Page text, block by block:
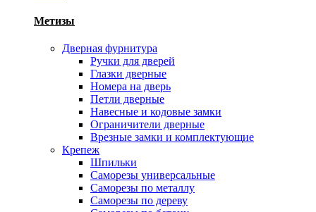
Метизы
Дверная фурнитура
Ручки для дверей
Глазки дверные
Номера на дверь
Петли дверные
Навесные и кодовые замки
Ограничители дверные
Врезные замки и комплектующие
Крепеж
Шпильки
Саморезы универсальные
Саморезы по металлу
Саморезы по дереву